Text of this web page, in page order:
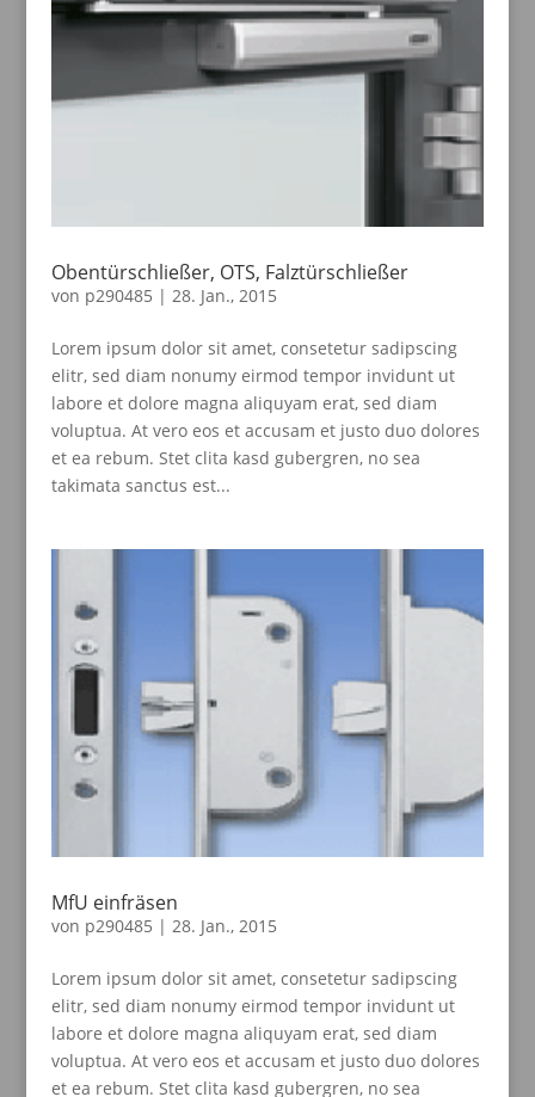
Obentürschließer, OTS, Falztürschließer
von p290485 | 28. Jan., 2015
Lorem ipsum dolor sit amet, consetetur sadipscing
elitr, sed diam nonumy eirmod tempor invidunt ut
labore et dolore magna aliquyam erat, sed diam
voluptua. At vero eos et accusam et justo duo dolores
et ea rebum. Stet clita kasd gubergren, no sea
takimata sanctus est...
MfU einfräsen
von p290485 | 28. Jan., 2015
Lorem ipsum dolor sit amet, consetetur sadipscing
elitr, sed diam nonumy eirmod tempor invidunt ut
labore et dolore magna aliquyam erat, sed diam
voluptua. At vero eos et accusam et justo duo dolores
et ea rebum. Stet clita kasd gubergren, no sea